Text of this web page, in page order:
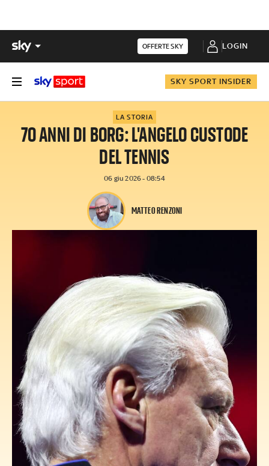
OFFERTE SKY LOGIN
SKY SPORT INSIDER
LA STORIA
70 ANNI DI BORG: L'ANGELO CUSTODE
DEL TENNIS
06 giu 2026 - 08:54
MATTEO RENZONI